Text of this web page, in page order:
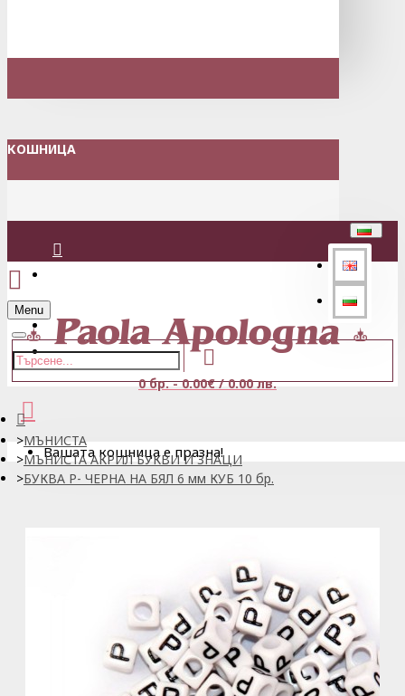
КОШНИЦА
Регистрация
Menu
0 бр. - 0.00€ / 0.00 лв.
Вашата кошница е празна!
МЪНИСТА
МЪНИСТА АКРИЛ БУКВИ И ЗНАЦИ
БУКВА P- ЧЕРНА НА БЯЛ 6 мм КУБ 10 бр.